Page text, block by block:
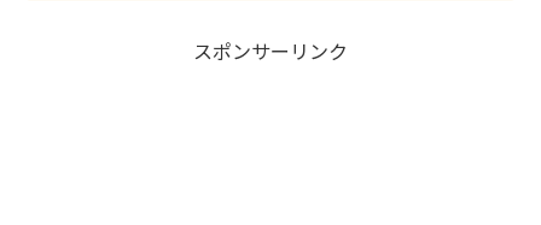
スポンサーリンク